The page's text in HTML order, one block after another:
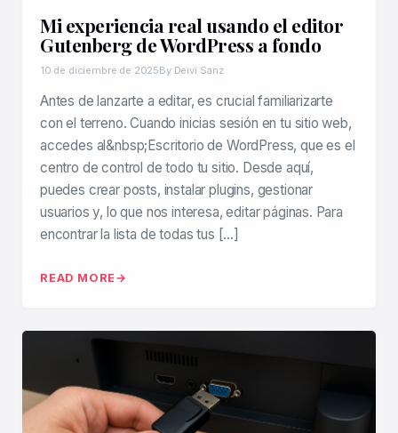
Mi experiencia real usando el editor
Gutenberg de WordPress a fondo
10 de diciembre de 2025By Deivi Sanz
Antes de lanzarte a editar, es crucial familiarizarte
con el terreno. Cuando inicias sesión en tu sitio web,
accedes al&nbsp;Escritorio de WordPress, que es el
centro de control de todo tu sitio. Desde aquí,
puedes crear posts, instalar plugins, gestionar
usuarios y, lo que nos interesa, editar páginas. Para
encontrar la lista de todas tus […]
READ MORE